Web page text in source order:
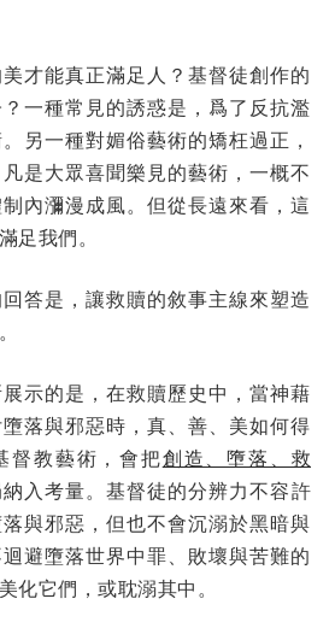
才能真正滿足人？基督徒創作的
一種常見的誘惑是，爲了反抗濫
另一種對媚俗藝術的矯枉過正，
是大眾喜聞樂見的藝術，一概不
內瀰漫成風。但從長遠來看，這
足我們。
答是，讓救贖的敘事主線來塑造
示的是，在救贖歷史中，當神藉
落與邪惡時，真、善、美如何得
督教藝術，會把創造、墮落、救
入考量。基督徒的分辨力不容許
與邪惡，但也不會沉溺於黑暗與
避墮落世界中罪、敗壞與苦難的
化它們，或耽溺其中。